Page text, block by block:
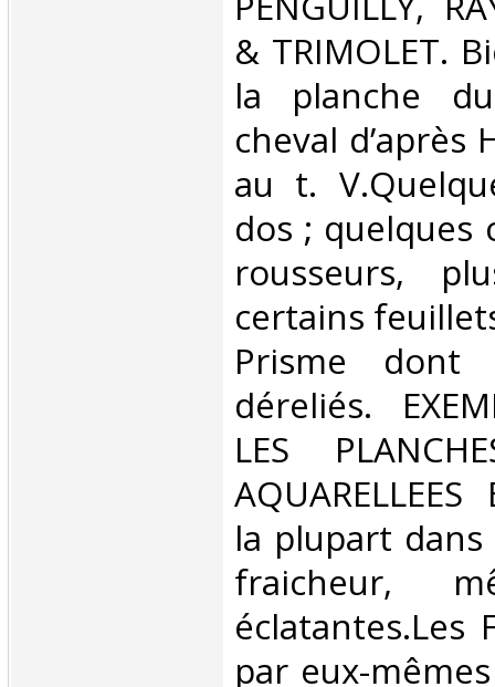
& TRIMOLET.
la planche
cheval d’après
au t.
dos ; quelques
rousseurs,
certains
Prisme dont
déreliés.
LES
la plupart
fraicheur,
éclatantes.Les
par eux-